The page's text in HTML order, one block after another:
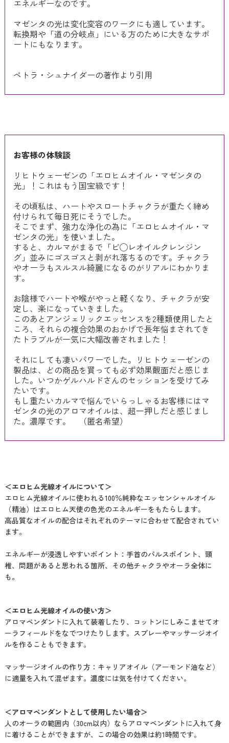
エネルギーなのです。
マゼンタの光は変化変容のワークにも適しています。
転換期や「道の分岐点」にいる方のために大きなサポ
ートにもなります。
ペトラ・シュナイダーの著作より引用
お客様の体験談
リヒトウェーゼンの「エロヒムオイル・マゼンタの
光」！これはもう国宝級です！
その頃私は、ハートやスロートチャクラが重たく締め
付けられて毎日死にそうでした。
そこでまず、強力な浄化の為に「エロヒムオイル・マ
ゼンタの光」を使いました。
すると、カルマがまるで「ビ◯レオイルクレンジン
グ」並みにゴスゴスと剥がれ落ちるのです。チャクラ
やオーラもスルスル綺麗になるのがリアルにわかりま
す。
お陰様でハートや喉がやっと軽くなり、チャクラが安
定し、楽になっていきました。
このあとアンジェリックエッセンスを2種類使用したと
ころ、それらの複合効果のおかげで長年悩まされてき
たトラブルが一気に大幅改善されました！
それにしても凄いパワーでした。リヒトウェーゼンの
製品は、どの商品を買っても必ず効果覿面だと感じま
した。いつかゲルハルドさんのセッションを受けてみ
たいです。
もし重たいカルマで悩んでいらっしゃるお客様にはマ
ゼンタの光のアロマオイルは、超一押しだと感じまし
た。濃厚です。 （匿名希望）
＜エロヒム光線オイルについて＞
エロヒム光線オイルに使われる100％純粋なエッセンシャルオイル
（精油）はエロヒム天使の色光のエネルギーをもたらします。
高品質なオイルの配合はそれぞれのテーマに合わせて配合されてい
ます。
エネルギーが浸透しやすいポイント：手首のパルスポイント、頸
椎、問題があると思われる箇所、その他チャクラやオーラ全体に
も。
＜エロヒム光線オイルの使い方＞
アロマペンダントに入れて装着したり、コットンにしみこませてオ
ーラフィールドをなでつけたりします。スプレーやマッサージオイ
ルを作ることもできます。
マッサージオイルの作り方：キャリアオイル（アーモンド油など）
に適量を入れて混ぜます。濃度には気を付けてください。
＜アロマペンダントとして使用したい場合＞
人のオーラの範囲内（30cm以内）ならアロマペンダントに入れて身
に着けることができますが、この場合の効果は約1時間です。